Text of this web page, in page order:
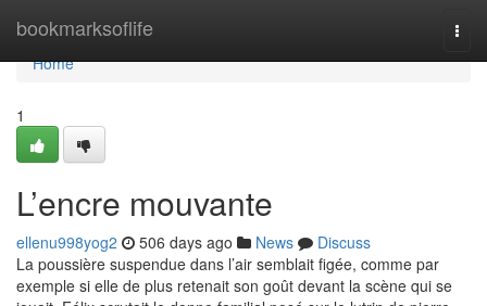
bookmarksoflife
Home
Home
1
L’encre mouvante
ellenu998yog2 506 days ago News
Discuss
La poussière suspendue dans l’air semblait figée, comme par
exemple si elle de plus retenait son goût devant la scène qui se